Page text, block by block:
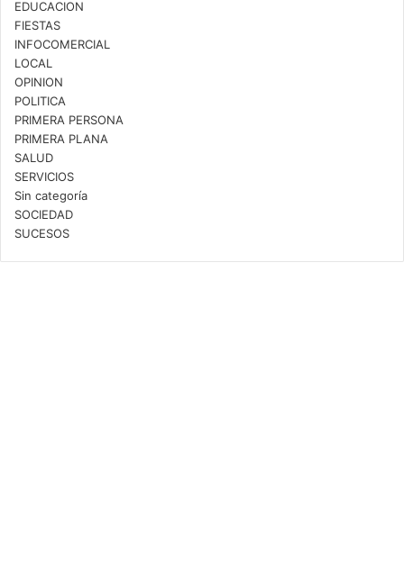
EDUCACION
FIESTAS
INFOCOMERCIAL
LOCAL
OPINION
POLITICA
PRIMERA PERSONA
PRIMERA PLANA
SALUD
SERVICIOS
Sin categoría
SOCIEDAD
SUCESOS